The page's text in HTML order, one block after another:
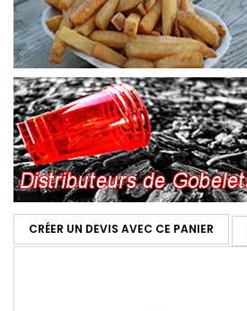
CRÉER UN DEVIS AVEC CE PANIER